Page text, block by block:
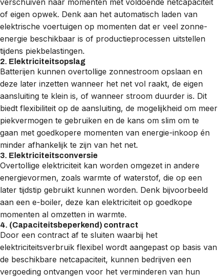
verschuiven naar momenten met voldoende netcapaciteit
of eigen opwek. Denk aan het automatisch laden van
elektrische voertuigen op momenten dat er veel zonne-
energie beschikbaar is of productieprocessen uitstellen
tijdens piekbelastingen.
2. Elektriciteitsopslag
Batterijen kunnen overtollige zonnestroom opslaan en
deze later inzetten wanneer het net vol raakt, de eigen
aansluiting te klein is, of wanneer stroom duurder is. Dit
biedt flexibiliteit op de aansluiting, de mogelijkheid om meer
piekvermogen te gebruiken en de kans om slim om te
gaan met goedkopere momenten van energie-inkoop én
minder afhankelijk te zijn van het net.
3. Elektriciteitsconversie
Overtollige elektriciteit kan worden omgezet in andere
energievormen, zoals warmte of waterstof, die op een
later tijdstip gebruikt kunnen worden. Denk bijvoorbeeld
aan een e-boiler, deze kan elektriciteit op goedkope
momenten al omzetten in warmte.
4. (Capaciteitsbeperkend) contract
Door een contract af te sluiten waarbij het
elektriciteitsverbruik flexibel wordt aangepast op basis van
de beschikbare netcapaciteit, kunnen bedrijven een
vergoeding ontvangen voor het verminderen van hun